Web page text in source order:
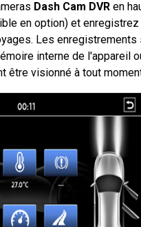
Dash Cam DVR en
en option) et
Les enregistrements
interne de l'appareil
être visionné à tout